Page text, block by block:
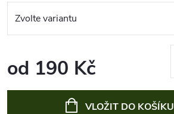
od 190 Kč
VLOŽIT DO KOŠÍKU